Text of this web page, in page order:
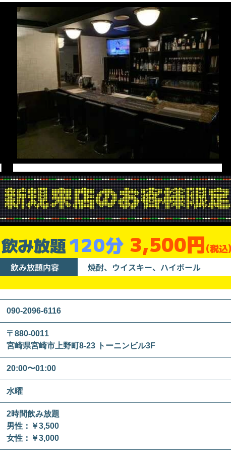
飲み放題120分 3,500円(税込
飲み放題内容 焼酎、ウイスキー、ハイボール
090-2096-6116
〒880-0011
宮崎県宮崎市上野町8-23 トーニンビル3F
20:00〜01:00
水曜
2時間飲み放題
男性：￥3,500
女性：￥3,000